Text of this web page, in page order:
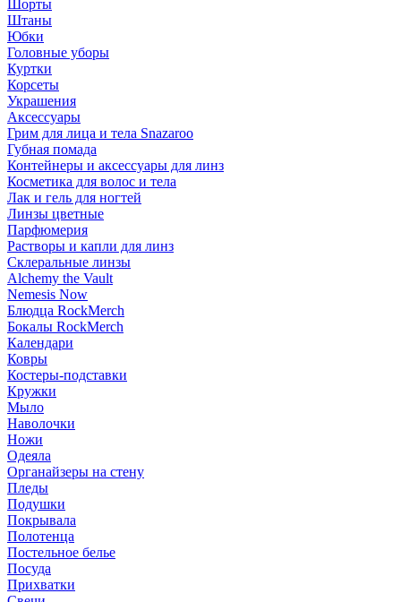
Шорты
Штаны
Юбки
Головные уборы
Куртки
Корсеты
Украшения
Аксессуары
Грим для лица и тела Snazaroo
Губная помада
Контейнеры и аксессуары для линз
Косметика для волос и тела
Лак и гель для ногтей
Линзы цветные
Парфюмерия
Растворы и капли для линз
Склеральные линзы
Alchemy the Vault
Nemesis Now
Блюдца RockMerch
Бокалы RockMerch
Календари
Ковры
Костеры-подставки
Кружки
Мыло
Наволочки
Ножи
Одеяла
Органайзеры на стену
Пледы
Подушки
Покрывала
Полотенца
Постельное белье
Посуда
Прихватки